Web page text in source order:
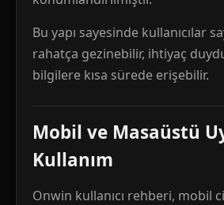
Bu yapı sayesinde kullanıcılar
rahatça gezinebilir, ihtiyaç
bilgilere kısa sürede erişebilir.
Mobil ve Masaüstü
Kullanım
Onwin kullanıcı rehberi, mobil